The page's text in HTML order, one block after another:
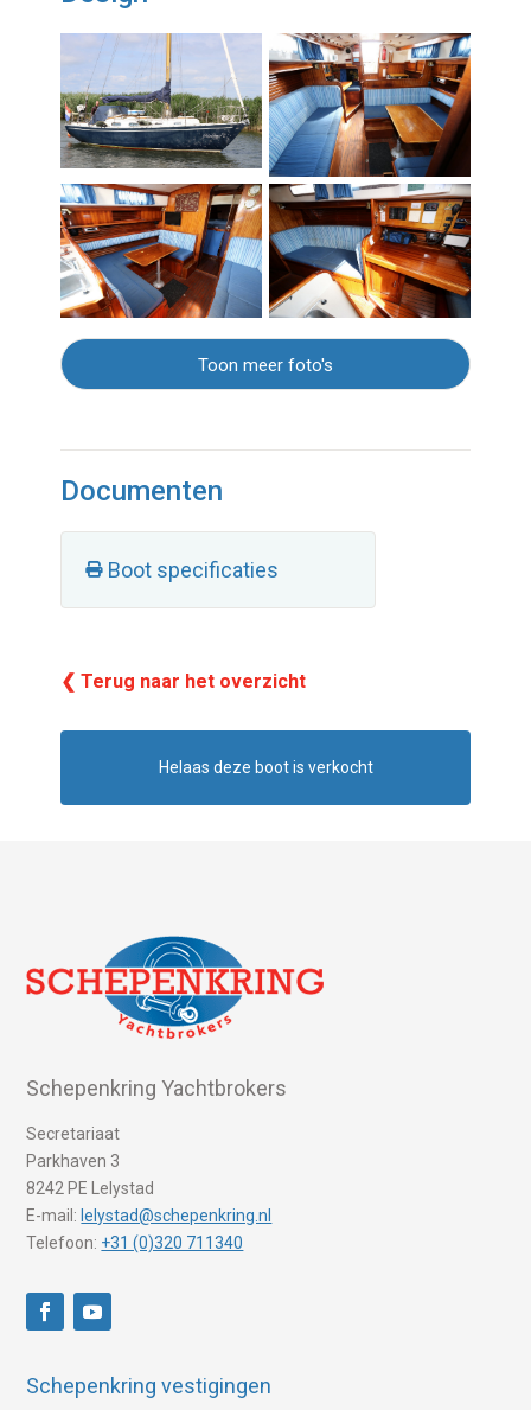
Toon meer foto's
Documenten
Boot specificaties
❮ Terug naar het overzicht
Helaas deze boot is verkocht
Schepenkring Yachtbrokers
Secretariaat
Parkhaven 3
8242 PE Lelystad
E-mail: lelystad@schepenkring.nl
Telefoon: +31 (0)320 711340
Schepenkring vestigingen